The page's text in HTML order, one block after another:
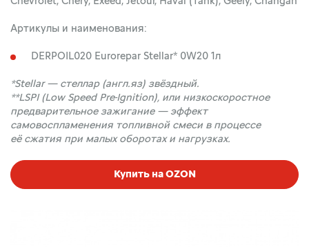
Артикулы и наименования:
DERPOIL020 Eurorepar Stellar* 0W20 1л
*Stellar — стеллар (англ.яз) звёздный.
**LSPI (Low Speed Pre-Ignition), или низкоскоростное
предварительное зажигание — эффект
самовоспламенения топливной смеси в процессе
её сжатия при малых оборотах и нагрузках.
Купить на OZON